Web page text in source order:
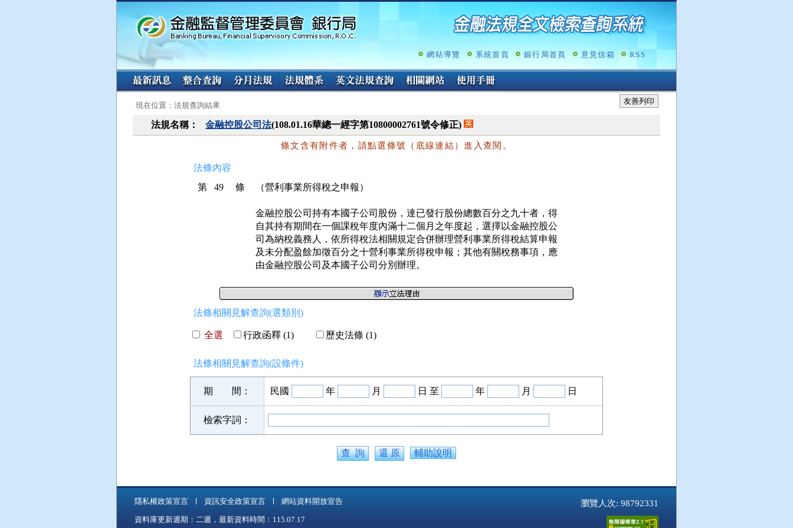
跳
容
網站導覽 系統首頁 銀行局首頁 意見信箱 RSS
:::
現在位置：法規查詢結果 友善列印
法規名稱： 金融控股公司法(108.01.16華總一經字第10800002761號令修正)
條文含有附件者，請點選條號（底線連結）進入查閱。
法條內容
第 49 條
（營利事業所得稅之申報）
金融控股公司持有本國子公司股份，達已發行股份總數百分之九十者，得
自其持有期間在一個課稅年度內滿十二個月之年度起，選擇以金融控股公
司為納稅義務人，依所得稅法相關規定合併辦理營利事業所得稅結算申報
及未分配盈餘加徵百分之十營利事業所得稅申報；其他有關稅務事項，應
由金融控股公司及本國子公司分別辦理。
法條相關見解查詢(選類別)
全選 行政函釋 (1) 歷史法條 (1)
法條相關見解查詢(設條件)
期 間： 民國 年 月 日 至 年 月 日
檢索字詞：
輔助說明
隱私權政策宣言 資訊安全政策宣言 網站資料開放宣告 瀏覽人次: 98792331
資料庫更新週期：二週，最新資料時間：115.07.17